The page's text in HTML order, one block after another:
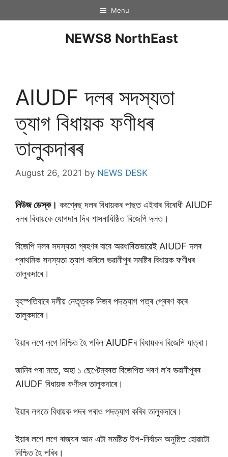
Menu
NEWS8 NorthEast
AIUDF দলৰ সদস্যতা
ত্যাগ বিধায়ক ফণীধৰ
তালুকদাৰৰ
August 26, 2021 by NEWS DESK
নিউজ ডেস্ক। কংগ্ৰেছ দলৰ বিধায়কৰ পাছত এইবাৰ বিৰােধী AIUDF
দলৰ বিধায়কে যােগদান দিব শাসনাধিষ্ঠিত বিজেপি দলত।
বিজেপি দলৰ সদস্যতা গ্ৰহণৰ বাবে অৱধাৰিতভাৱেই AIUDF দলৰ
প্ৰাথমিক সদস্যতা ত্যাগ কৰিলে ভৱানীপুৰ সমষ্টিৰ বিধায়ক ফণীধৰ
তালুকদাৰে।
বৃহস্পতিবাৰে দলীয় নেতৃত্বক নিজৰ পদত্যাগ পত্ৰ প্ৰেৰণ কৰে
তালুকদাৰে।
ইয়াৰ লগে লগে নিশ্চিত হৈ পৰিল AIUDFৰ বিধায়কৰ বিজেপি যাত্ৰা।
জানিব পৰা মতে, অহা ১ ছেপ্টেম্বৰত বিজেপিত শৰণ ল’ব ভৱানীপুৰৰ
AIUDF বিধায়ক ফণীধৰ তালুকদাৰে।
ইয়াৰ লগতে বিধায়ক পদৰ পৰাও পদত্যাগ কৰিব তালুকদাৰে।
ইয়াৰ লগে লগে ৰাজ্যৰ আন এটা সমষ্টিত উপ-নিৰ্বাচন অনুষ্ঠিত হােৱাটাে
নিশ্চিত হৈ পৰিব।